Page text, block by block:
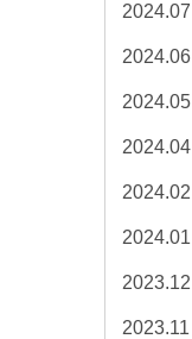
2024.07
2024.06
2024.05
2024.04
2024.02
2024.01
2023.12
2023.11